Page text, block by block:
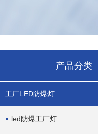
产品分类
工厂LED防爆灯
led防爆工厂灯